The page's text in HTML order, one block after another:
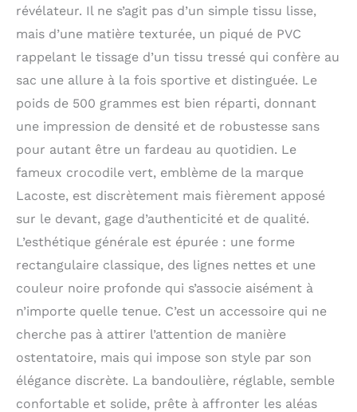
révélateur. Il ne s’agit pas d’un simple tissu lisse,
mais d’une matière texturée, un piqué de PVC
rappelant le tissage d’un tissu tressé qui confère au
sac une allure à la fois sportive et distinguée. Le
poids de 500 grammes est bien réparti, donnant
une impression de densité et de robustesse sans
pour autant être un fardeau au quotidien. Le
fameux crocodile vert, emblème de la marque
Lacoste, est discrètement mais fièrement apposé
sur le devant, gage d’authenticité et de qualité.
L’esthétique générale est épurée : une forme
rectangulaire classique, des lignes nettes et une
couleur noire profonde qui s’associe aisément à
n’importe quelle tenue. C’est un accessoire qui ne
cherche pas à attirer l’attention de manière
ostentatoire, mais qui impose son style par son
élégance discrète. La bandoulière, réglable, semble
confortable et solide, prête à affronter les aléas